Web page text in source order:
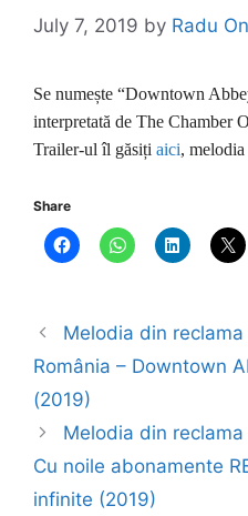
July 7, 2019 by Radu
Se numește “Downtown
interpretată de The Chamber
Trailer-ul îl găsiți aici, melodia
Share
Melodia din
România – Downtown
(2019)
Melodia din
Cu noile abonamente
infinite (2019)